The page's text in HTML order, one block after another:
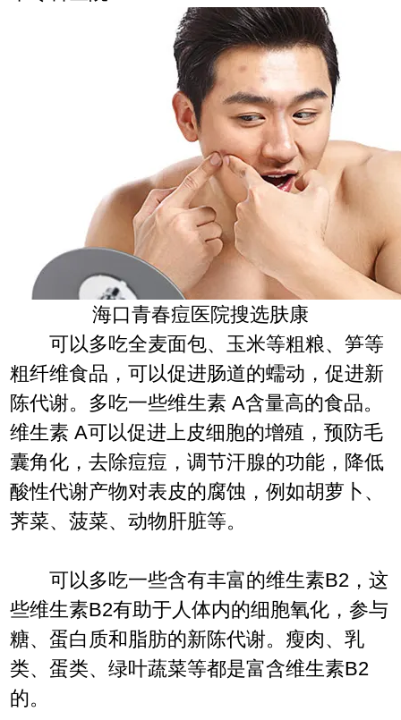
海口青春痘医院搜选肤康
可以多吃全麦面包、玉米等粗粮、笋等
粗纤维食品，可以促进肠道的蠕动，促进新
陈代谢。多吃一些维生素 A含量高的食品。
维生素 A可以促进上皮细胞的增殖，预防毛
囊角化，去除痘痘，调节汗腺的功能，降低
酸性代谢产物对表皮的腐蚀，例如胡萝卜、
荠菜、菠菜、动物肝脏等。
可以多吃一些含有丰富的维生素B2，这
些维生素B2有助于人体内的细胞氧化，参与
糖、蛋白质和脂肪的新陈代谢。瘦肉、乳
类、蛋类、绿叶蔬菜等都是富含维生素B2
的。